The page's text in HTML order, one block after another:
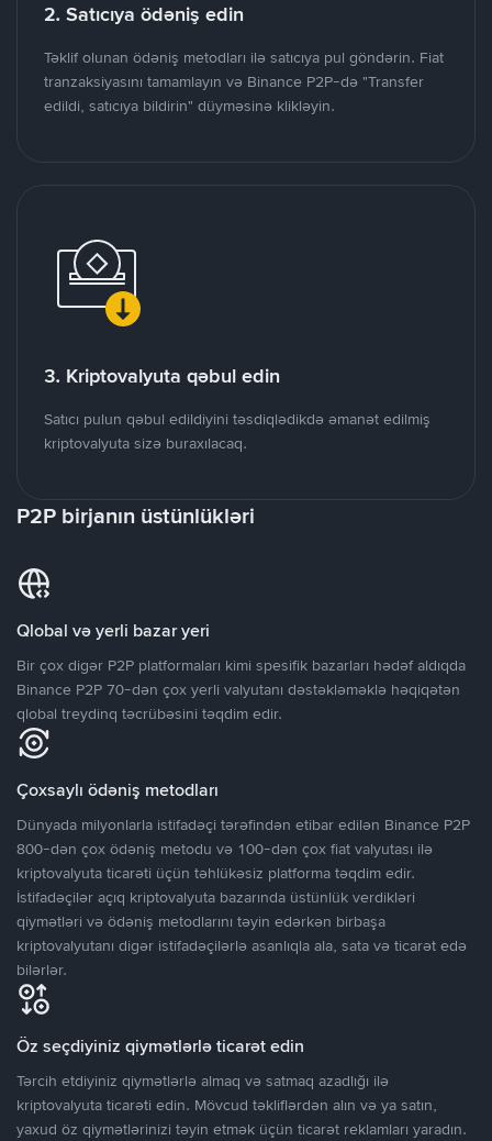
2. Satıcıya ödəniş edin
Təklif olunan ödəniş metodları ilə satıcıya pul göndərin. Fiat
tranzaksiyasını tamamlayın və Binance P2P-də "Transfer
edildi, satıcıya bildirin" düyməsinə klikləyin.
3. Kriptovalyuta qəbul edin
Satıcı pulun qəbul edildiyini təsdiqlədikdə əmanət edilmiş
kriptovalyuta sizə buraxılacaq.
P2P birjanın üstünlükləri
Qlobal və yerli bazar yeri
Bir çox digər P2P platformaları kimi spesifik bazarları hədəf aldıqda
Binance P2P 70-dən çox yerli valyutanı dəstəkləməklə həqiqətən
qlobal treydinq təcrübəsini təqdim edir.
Çoxsaylı ödəniş metodları
Dünyada milyonlarla istifadəçi tərəfindən etibar edilən Binance P2P
800-dən çox ödəniş metodu və 100-dən çox fiat valyutası ilə
kriptovalyuta ticarəti üçün təhlükəsiz platforma təqdim edir.
İstifadəçilər açıq kriptovalyuta bazarında üstünlük verdikləri
qiymətləri və ödəniş metodlarını təyin edərkən birbaşa
kriptovalyutanı digər istifadəçilərlə asanlıqla ala, sata və ticarət edə
bilərlər.
Öz seçdiyiniz qiymətlərlə ticarət edin
Tərcih etdiyiniz qiymətlərlə almaq və satmaq azadlığı ilə
kriptovalyuta ticarəti edin. Mövcud təkliflərdən alın və ya satın,
yaxud öz qiymətlərinizi təyin etmək üçün ticarət reklamları yaradın.